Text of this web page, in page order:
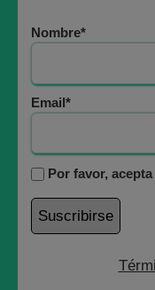
Catenon marcando
Enero 2023.,
Nombre*
Email*
Por favor,